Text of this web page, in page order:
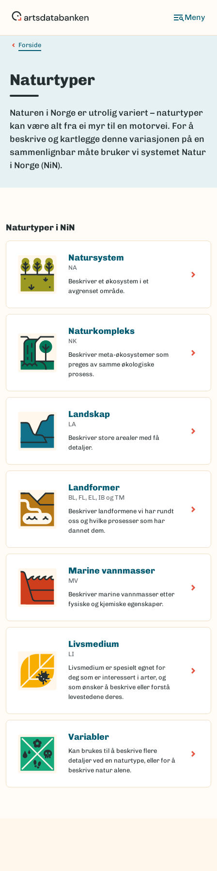
Forside
Naturtyper
Naturen i Norge er utrolig variert – naturtyper
kan være alt fra ei myr til en motorvei. For å
beskrive og kartlegge denne variasjonen på en
sammenlignbar måte bruker vi systemet Natur
i Norge (NiN).
Naturtyper i NiN
Natursystem
NA
Beskriver et økosystem i et
avgrenset område.
Naturkompleks
NK
Beskriver meta-økosystemer som
preges av samme økologiske
prosess.
Landskap
LA
Beskriver store arealer med få
detaljer.
Landformer
BL, FL, EL, IB og TM
Beskriver landformene vi har rundt
oss og hvilke prosesser som har
dannet dem.
Marine vannmasser
MV
Beskriver marine vannmasser etter
fysiske og kjemiske egenskaper.
Livsmedium
LI
Livsmedium er spesielt egnet for
deg som er interessert i arter, og
som ønsker å beskrive eller forstå
levestedene deres.
Variabler
Kan brukes til å beskrive flere
detaljer ved en naturtype, eller for å
beskrive natur alene.